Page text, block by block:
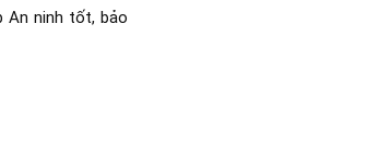
An ninh tốt, bảo